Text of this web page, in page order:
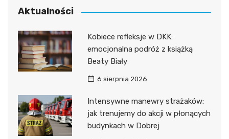
Aktualności
Kobiece refleksje w DKK:
emocjonalna podróż z książką
Beaty Biały
6 sierpnia 2026
Intensywne manewry strażaków:
jak trenujemy do akcji w płonących
budynkach w Dobrej